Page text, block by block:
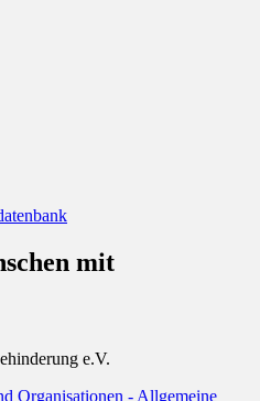
–
mit
e.V.
Organisationen - Allgemeine